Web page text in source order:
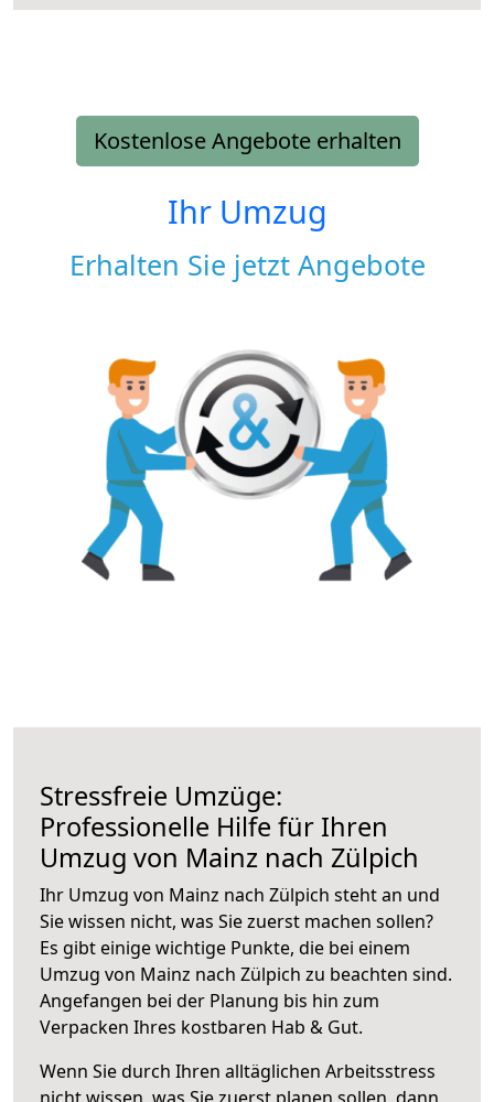
Kostenlose Angebote erhalten
Ihr Umzug
Erhalten Sie jetzt Angebote
Stressfreie Umzüge:
Professionelle Hilfe für Ihren
Umzug von Mainz nach Zülpich
Ihr Umzug von Mainz nach Zülpich steht an und
Sie wissen nicht, was Sie zuerst machen sollen?
Es gibt einige wichtige Punkte, die bei einem
Umzug von Mainz nach Zülpich zu beachten sind.
Angefangen bei der Planung bis hin zum
Verpacken Ihres kostbaren Hab & Gut.
Wenn Sie durch Ihren alltäglichen Arbeitsstress